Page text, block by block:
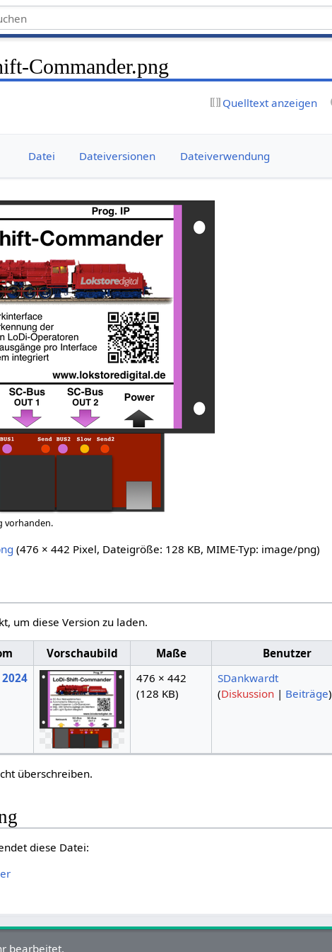
Commander.png
Quelltext anzeigen
Datei Dateiversionen Dateiverwendung
vorhanden.
(476 × 442 Pixel, Dateigröße: 128 KB, MIME-Typ: image/png)
um diese Version zu laden.
Vorschaubild Maße Benutzer
476 × 442
(128 KB)
SDankwardt
(Diskussion| Beiträge)
überschreiben.
diese Datei:
bearbeitet.